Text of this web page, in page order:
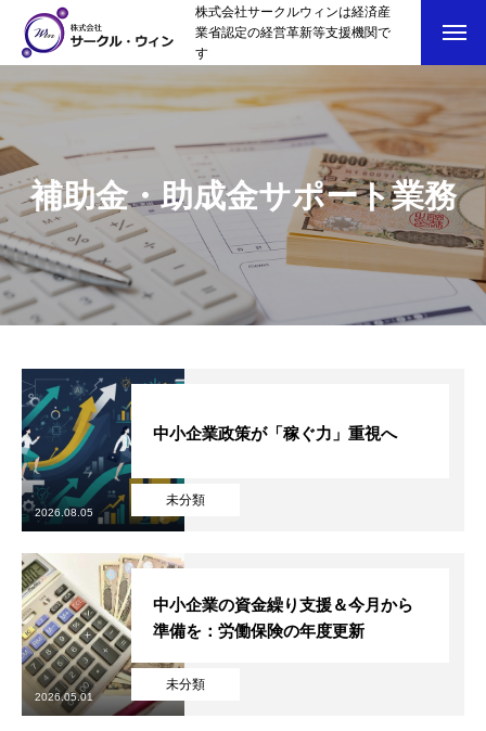
株式会社サークルウィンは経済産
業省認定の経営革新等支援機関で
す
補助金・助成金サポート業務
未分類
中小企業政策が「稼ぐ力」重視へ
2026.08.05
未分類
中小企業の資金繰り支援＆今月から
準備を：労働保険の年度更新
2026.05.01